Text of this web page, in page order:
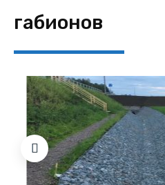
габионов